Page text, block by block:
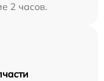
2 часов.